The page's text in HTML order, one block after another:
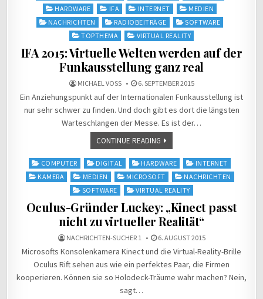
HARDWARE
IFA INTERNET
MEDIEN
NACHRICHTEN
RADIOBEITRÄGE
SOFTWARE
TOPTHEMA
VIRTUAL REALITY
IFA 2015: Virtuelle Welten werden auf der
Funkausstellung ganz real
MICHAEL VOSS 6. SEPTEMBER 2015
Ein Anziehungspunkt auf der Internationalen Funkausstellung ist
nur sehr schwer zu finden. Und doch gibt es dort die längsten
Warteschlangen der Messe. Es ist der…
CONTINUE READING
Posted
in
COMPUTER DIGITAL HARDWARE
INTERNET
KAMERA
MEDIEN MICROSOFT
NACHRICHTEN
SOFTWARE
VIRTUAL REALITY
Oculus-Gründer Luckey: „Kinect passt
nicht zu virtueller Realität“
NACHRICHTEN-SUCHER 1 6. AUGUST 2015
Microsofts Konsolenkamera Kinect und die Virtual-Reality-Brille
Oculus Rift sehen aus wie ein perfektes Paar, die Firmen
kooperieren. Können sie so Holodeck-Träume wahr machen? Nein,
sagt…